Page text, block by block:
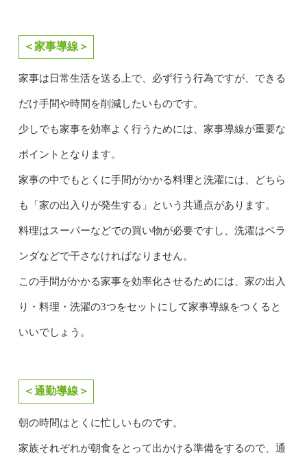
＜家事導線＞
家事は日常生活を送る上で、必ず行う行為ですが、できる
だけ手間や時間を削減したいものです。
少しでも家事を効率よく行うためには、家事導線が重要な
ポイントとなります。
家事の中でもとくに手間がかかる料理と洗濯には、どちら
も「家の出入りが発生する」という共通点があります。
料理はスーパーなどでの買い物が必要ですし、洗濯はベラ
ンダなどで干さなければなりません。
この手間がかかる家事を効率化させるためには、家の出入
り・料理・洗濯の3つをセットにして家事導線をつくると
いいでしょう。
＜通勤導線＞
朝の時間はとくに忙しいものです。
家族それぞれが朝食をとって出かける準備をするので、通